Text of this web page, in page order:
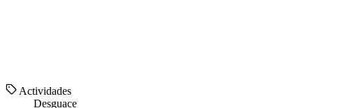
Actividades
Desguace